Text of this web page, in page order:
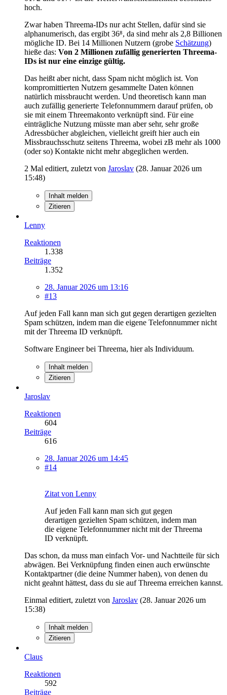
hoch.
Zwar haben Threema-IDs nur acht Stellen, dafür sind sie
alphanumerisch, das ergibt 36⁸, da sind mehr als 2,8 Billionen
mögliche ID. Bei 14 Millionen Nutzern (grobe Schätzung)
hieße das: Von 2 Millionen zufällig generierten Threema-
IDs ist nur eine einzige gültig.
Das heißt aber nicht, dass Spam nicht möglich ist. Von
kompromittierten Nutzern gesammelte Daten können
natürlich missbraucht werden. Und theoretisch kann man
auch zufällig generierte Telefonnummern darauf prüfen, ob
sie mit einem Threemakonto verknüpft sind. Für eine
einträgliche Nutzung müsste man aber sehr, sehr große
Adressbücher abgleichen, vielleicht greift hier auch ein
Missbrauchsschutz seitens Threema, wobei zB mehr als 1000
(oder so) Kontakte nicht mehr abgeglichen werden.
2 Mal editiert, zuletzt von Jaroslav (28. Januar 2026 um
15:48)
Inhalt melden
Zitieren
Lenny
Reaktionen
1.338
Beiträge
1.352
28. Januar 2026 um 13:16
#13
Auf jeden Fall kann man sich gut gegen derartigen gezielten
Spam schützen, indem man die eigene Telefonnummer nicht
mit der Threema ID verknüpft.
Software Engineer bei Threema, hier als Individuum.
Inhalt melden
Zitieren
Jaroslav
Reaktionen
604
Beiträge
616
28. Januar 2026 um 14:45
#14
Zitat von Lenny
Auf jeden Fall kann man sich gut gegen
derartigen gezielten Spam schützen, indem man
die eigene Telefonnummer nicht mit der Threema
ID verknüpft.
Das schon, da muss man einfach Vor- und Nachtteile für sich
abwägen. Bei Verknüpfung finden einen auch erwünschte
Kontaktpartner (die deine Nummer haben), von denen du
nicht geahnt hättest, dass du sie auf Threema erreichen kannst.
Einmal editiert, zuletzt von Jaroslav (28. Januar 2026 um
15:38)
Inhalt melden
Zitieren
Claus
Reaktionen
592
Beiträge